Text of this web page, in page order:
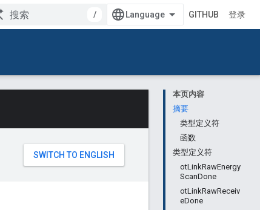
/ GITHUB 登录
本页内容
摘要
类型定义符
函数
类型定义符
otLinkRawEnergy
ScanDone
otLinkRawReceiv
eDone